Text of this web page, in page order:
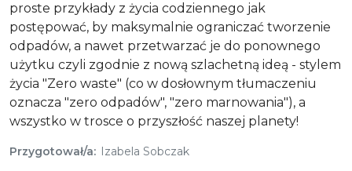
proste przykłady z życia codziennego jak
postępować, by maksymalnie ograniczać tworzenie
odpadów, a nawet przetwarzać je do ponownego
użytku czyli zgodnie z nową szlachetną ideą - stylem
życia "Zero waste" (co w dosłownym tłumaczeniu
oznacza "zero odpadów", "zero marnowania"), a
wszystko w trosce o przyszłość naszej planety!
Przygotował/a Izabela Sobczak